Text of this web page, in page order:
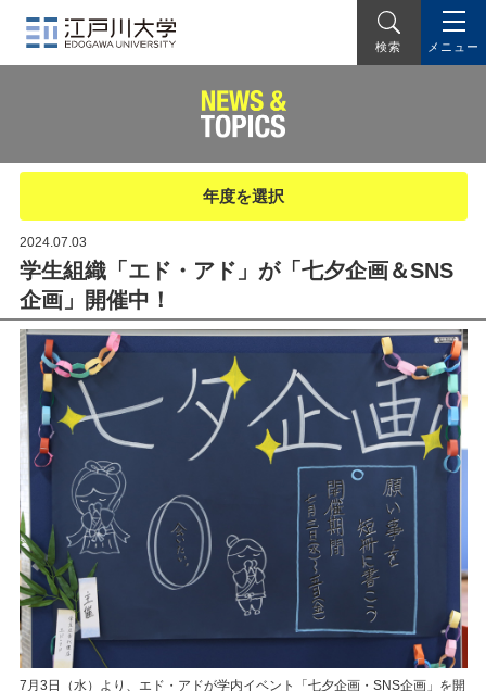
検索 メニュー
年度を選択
2024.07.03
学生組織「エド・アド」が「七夕企画＆SNS
企画」開催中！
7月3日（水）より、エド・アドが学内イベント「七夕企画・SNS企画」を開